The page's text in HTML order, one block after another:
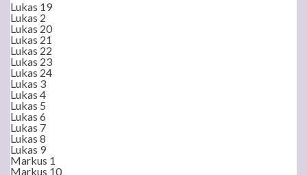
Lukas 19
Lukas 2
Lukas 20
Lukas 21
Lukas 22
Lukas 23
Lukas 24
Lukas 3
Lukas 4
Lukas 5
Lukas 6
Lukas 7
Lukas 8
Lukas 9
Markus 1
Markus 10